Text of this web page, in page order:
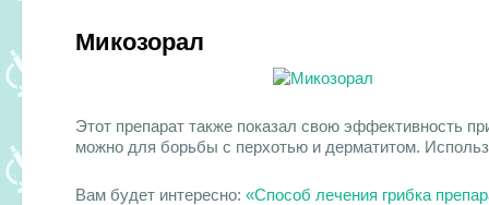
Микозорал
Этот препарат также показал свою эффективность
можно для борьбы с перхотью и дерматитом.
Вам будет интересно: «Способ лечения грибка